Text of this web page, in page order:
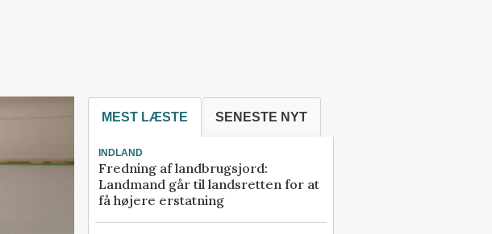
MEST LÆSTE SENESTE NYT
INDLAND
Fredning af landbrugsjord:
Landmand går til landsretten for at
få højere erstatning